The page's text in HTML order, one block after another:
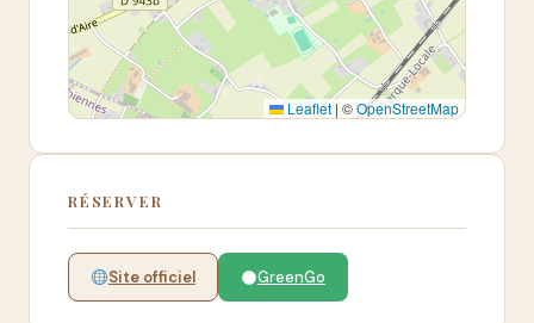
Leaflet | ©OpenStreetMap
RÉSERVER
Site officiel GreenGo